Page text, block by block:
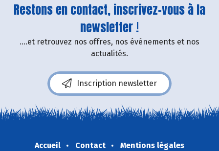
Restons en contact, inscrivez-vous à la
newsletter !
....et retrouvez nos offres, nos événements et nos
actualités.
Inscription newsletter
Accueil Contact
Mentions légales